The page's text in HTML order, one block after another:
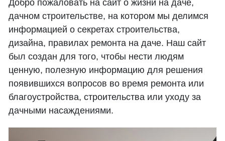
Добро пожаловать на сайт о жизни на даче,
дачном строительстве, на котором мы делимся
информацией о секретах строительства,
дизайна, правилах ремонта на даче. Наш сайт
был создан для того, чтобы нести людям
ценную, полезную информацию для решения
появившихся вопросов во время ремонта или
благоустройства, строительства или уходу за
дачными насаждениями.